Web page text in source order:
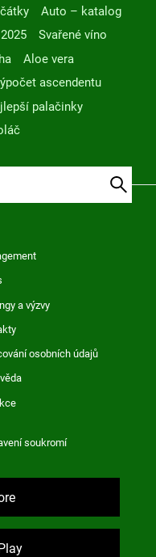
Auto – katalog
Svařené víno
Aloe vera
ascendentu
palačinky
a výzvy
osobních údajů
soukromí